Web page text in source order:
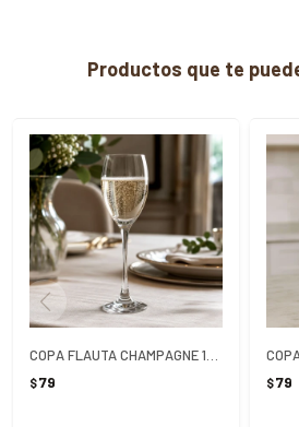
Productos que te
$79 $79